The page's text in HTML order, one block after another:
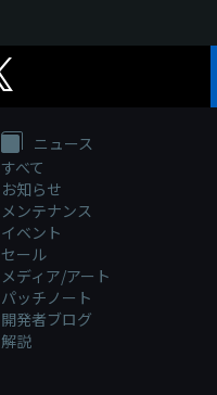
ニュース
すべて
お知らせ
メンテナンス
イベント
セール
メディア/アート
パッチノート
開発者ブログ
解説